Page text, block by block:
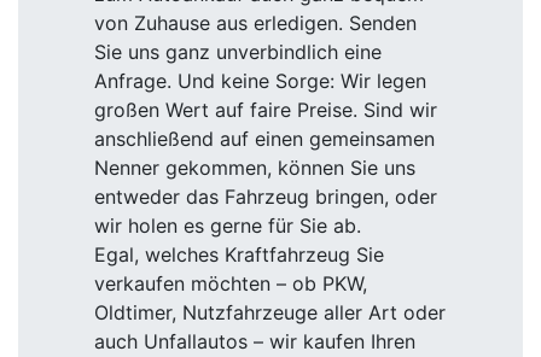
von Zuhause aus erledigen. Senden
Sie uns ganz unverbindlich eine
Anfrage. Und keine Sorge: Wir legen
großen Wert auf faire Preise. Sind wir
anschließend auf einen gemeinsamen
Nenner gekommen, können Sie uns
entweder das Fahrzeug bringen, oder
wir holen es gerne für Sie ab.
Egal, welches Kraftfahrzeug Sie
verkaufen möchten – ob PKW,
Oldtimer, Nutzfahrzeuge aller Art oder
auch Unfallautos – wir kaufen Ihren